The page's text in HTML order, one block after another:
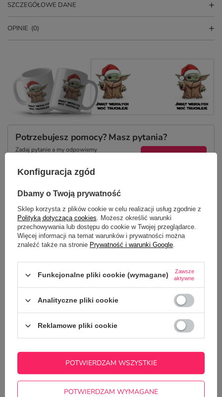
SZCZEGÓŁOWE DANE
OPINIE (0)
Potrzebujesz pomocy? Masz pytania?
Zadaj pytanie a my odpowiemy
NAJCZĘŚCIEJ KUPOWANE Z
TYM TOWAREM
stołu
4,99 zł
Kubek z kotem -
22,50 zł
Konfiguracja zgód
Dbamy o Twoją prywatność
Sklep korzysta z plików cookie w celu realizacji usług zgodnie z
Polityką dotyczącą cookies. Możesz określić warunki
przechowywania lub dostępu do cookie w Twojej przeglądarce.
Więcej informacji na temat warunków i prywatności można
znaleźć także na stronie Prywatność i warunki Google.
Funkcjonalne pliki cookie (wymagane)
Zawsze
aktywne
Analityczne pliki cookie
Reklamowe pliki cookie
POTWIERDZAM WYMAGANE
POTWIERDZAM WSZYSTKIE